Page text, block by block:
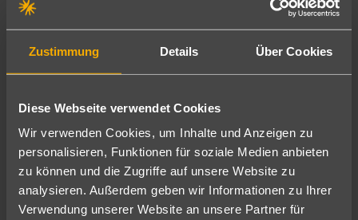
Zustimmung Details Über Cookies
Diese Webseite verwendet Cookies
Wir verwenden Cookies, um Inhalte und Anzeigen zu
personalisieren, Funktionen für soziale Medien anbieten
zu können und die Zugriffe auf unsere Website zu
analysieren. Außerdem geben wir Informationen zu Ihrer
Verwendung unserer Website an unsere Partner für
reisebuero.de
09:30 - 18:00 Uhr
Samstag: 10:00 - 13:00 Uhr